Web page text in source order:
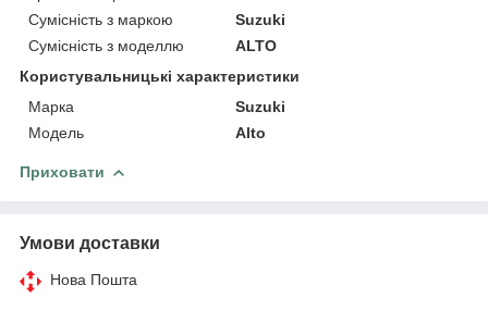
Сумісність з маркою
Suzuki
Сумісність з моделлю
ALTO
Користувальницькі характеристики
Марка
Suzuki
Модель
Alto
Приховати
Умови доставки
Нова Пошта